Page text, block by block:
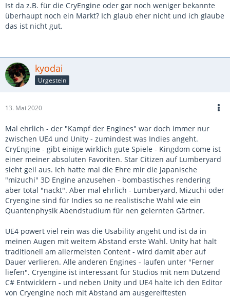
Ist da z.B. für die CryEngine oder gar noch weniger bekannte
überhaupt noch ein Markt? Ich glaub eher nicht und ich glaube
das ist nicht gut.
kyodai
Urgestein
13. Mai 2020
Mal ehrlich - der "Kampf der Engines" war doch immer nur
zwischen UE4 und Unity - zumindest was Indies angeht.
CryEngine - gibt einige wirklich gute Spiele - Kingdom come ist
einer meiner absoluten Favoriten. Star Citizen auf Lumberyard
sieht geil aus. Ich hatte mal die Ehre mir die Japanische
"mizuchi" 3D Engine anzusehen - bombastisches rendering
aber total "nackt". Aber mal ehrlich - Lumberyard, Mizuchi oder
Cryengine sind für Indies so ne realistische Wahl wie ein
Quantenphysik Abendstudium für nen gelernten Gärtner.
UE4 powert viel rein was die Usability angeht und ist da in
meinen Augen mit weitem Abstand erste Wahl. Unity hat halt
traditionell am allermeisten Content - wird damit aber auf
Dauer verlieren. Alle anderen Engines - laufen unter "Ferner
liefen". Cryengine ist interessant für Studios mit nem Dutzend
C# Entwicklern - und neben Unity und UE4 halte ich den Editor
von Cryengine noch mit Abstand am ausgereiftesten